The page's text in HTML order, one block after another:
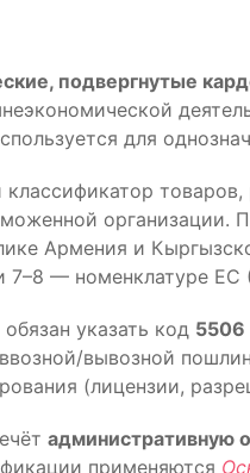
подвергнутые
для
товаров,
организации.
Армения и
7–8 — номенклатуре
указать код 5506
вывозной
(лицензии,
административную
применяются